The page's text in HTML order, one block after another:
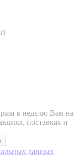
в неделю Вам на
поставках и
данных